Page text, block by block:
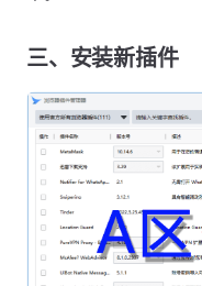
三、安装新插件